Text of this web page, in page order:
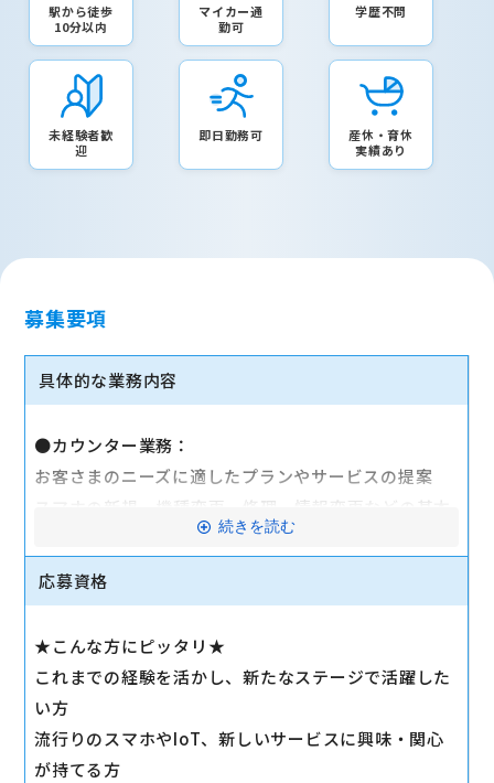
駅から徒歩
10分以内
マイカー通
勤可
学歴不問
未経験者歓
迎
即日勤務可
産休・育休
実績あり
募集要項
具体的な業務内容
●カウンター業務：
お客さまのニーズに適したプランやサービスの提案
スマホの新規、機種変更、修理、情報変更などの基本
「最新機種が欲しい」「ギガはたくさん使いたい」
優先順位を確認し、お客様が納得されるまでいろいろ
なパターンを提案をしていきます。
●店舗運営：
契約書類の作成、在庫管理、プライスカード等の作
続きを読む
応募資格
★こんな方にピッタリ★
これまでの経験を活かし、新たなステージで活躍した
い方
流行りのスマホやIoT、新しいサービスに興味・関心
が持てる方